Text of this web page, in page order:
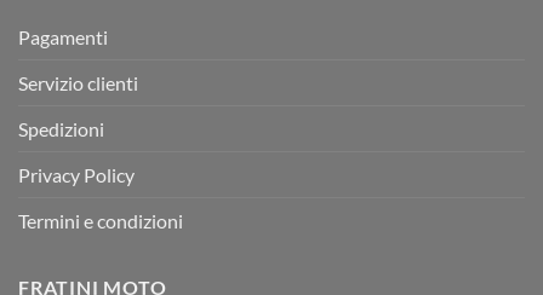
Pagamenti
Servizio clienti
Spedizioni
Privacy Policy
Termini e condizioni
FRATINI MOTO